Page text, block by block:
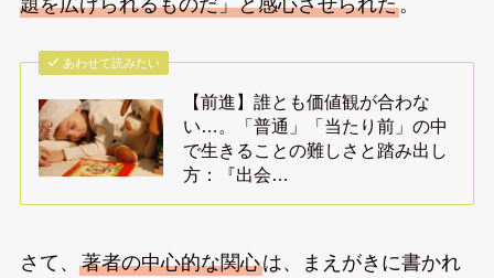
あわせて読みたい
【前進】誰とも価値観が合わな
い…。「普通」「当たり前」の中
で生きることの難しさと踏み出し
方：『出会…
さて、 著者の中心的な関心は、まえがきに書かれ